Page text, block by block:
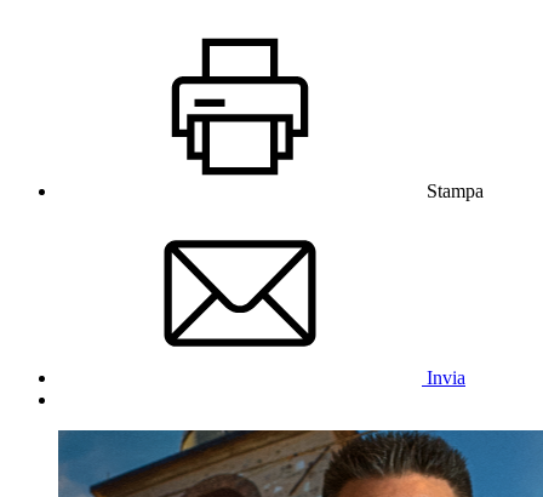
Stampa
Invia